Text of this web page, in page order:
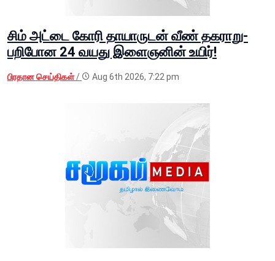
சிம் அட்டை கோரி தாயாருடன் வீண் தகராறு-
பறிபோன 24 வயது இளைஞனின் உயிர்!
பிரதான செய்திகள்/ Aug 6th 2026, 7:22 pm